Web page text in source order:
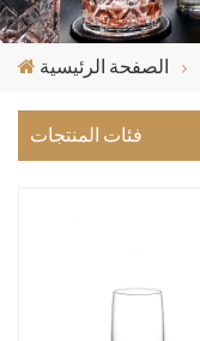
الصفحة الرئيسية
فئات المنتجات